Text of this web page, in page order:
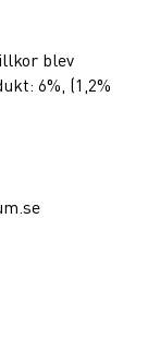
blev
6%, (1,2%